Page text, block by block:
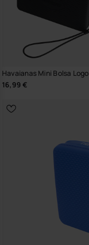
Havaianas Mini Bolsa Logo
16,99 €